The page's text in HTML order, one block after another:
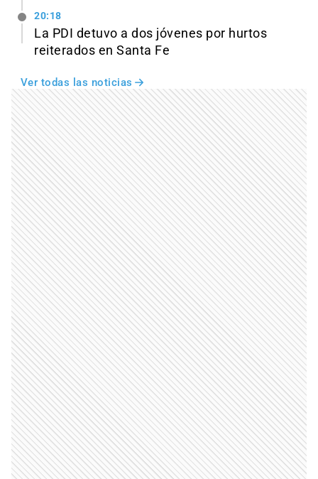
20:18
La PDI detuvo a dos jóvenes por hurtos
reiterados en Santa Fe
Ver todas las noticias